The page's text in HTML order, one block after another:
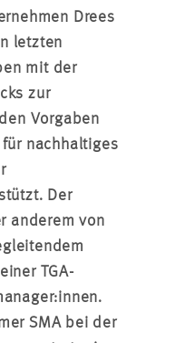
Drees
letzten
mit der
zur
Vorgaben
nachhaltiges
Der
anderem von
TGA-
SMA bei der